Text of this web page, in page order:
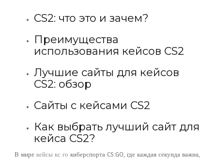
CS2: что это и зачем?
Преимущества
использования кейсов CS2
Лучшие сайты для кейсов
CS2: обзор
Сайты с кейсами CS2
Как выбрать лучший сайт для
кейса CS2?
В мире кейсы кс го киберспорта CS:GO, где каждая секунда важна,